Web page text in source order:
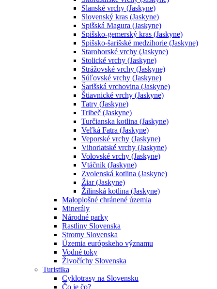
Slanské vrchy (Jaskyne)
Slovenský kras (Jaskyne)
Spišská Magura (Jaskyne)
Spišsko-gemerský kras (Jaskyne)
Spišsko-šarišské medzihorie (Jaskyne)
Starohorské vrchy (Jaskyne)
Stolické vrchy (Jaskyne)
Strážovské vrchy (Jaskyne)
Súľovské vrchy (Jaskyne)
Šarišská vrchovina (Jaskyne)
Štiavnické vrchy (Jaskyne)
Tatry (Jaskyne)
Tribeč (Jaskyne)
Turčianska kotlina (Jaskyne)
Veľká Fatra (Jaskyne)
Veporské vrchy (Jaskyne)
Vihorlatské vrchy (Jaskyne)
Volovské vrchy (Jaskyne)
Vtáčnik (Jaskyne)
Zvolenská kotlina (Jaskyne)
Žiar (Jaskyne)
Žilinská kotlina (Jaskyne)
Maloplošné chránené územia
Minerály
Národné parky
Rastliny Slovenska
Stromy Slovenska
Územia európskeho významu
Vodné toky
Živočíchy Slovenska
Turistika
Cyklotrasy na Slovensku
Čo je čo?